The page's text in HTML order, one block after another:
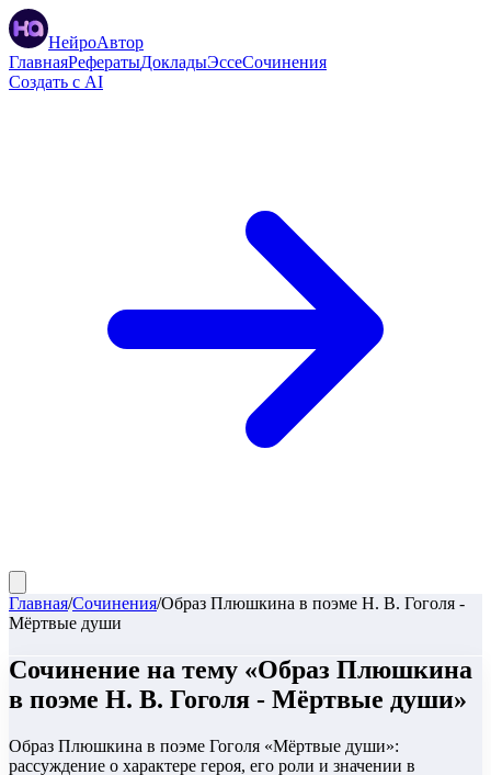
НейроАвтор
ГлавнаяРефератыДокладыЭссеСочинения
Создать с AI
Главная/Сочинения/Образ Плюшкина в поэме Н. В. Гоголя -
Мёртвые души
Сочинение на тему «Образ Плюшкина
в поэме Н. В. Гоголя - Мёртвые души»
Образ Плюшкина в поэме Гоголя «Мёртвые души»:
рассуждение о характере героя, его роли и значении в